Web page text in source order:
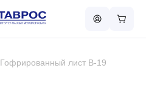
Гофрированный лист В-19